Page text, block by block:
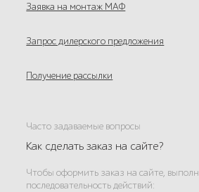
Заявка на монтаж МАФ
Запрос дилерского предложения
Получение рассылки
Часто задаваемые вопросы
Как сделать заказ на сайте?
Чтобы оформить заказ на сайте,
последовательность действий: